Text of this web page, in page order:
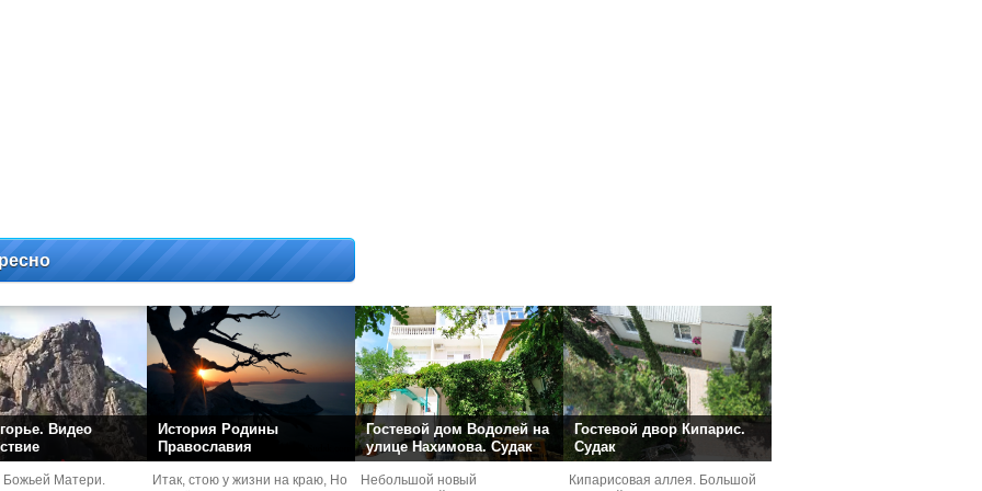
Видео
Матери.
История Родины
Православия
Итак, стою у жизни на краю, Но
Гостевой дом Водолей на
улице Нахимова. Судак
Небольшой новый
Гостевой двор Кипарис.
Судак
Кипарисовая аллея. Большой